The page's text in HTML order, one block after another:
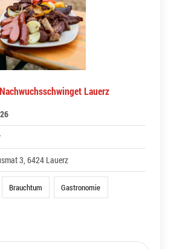
Lauerz
3, 6424 Lauerz
Brauchtum Gastronomie